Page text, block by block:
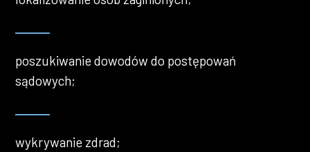
poszukiwanie dowodów do postępowań
sądowych;
wykrywanie zdrad;